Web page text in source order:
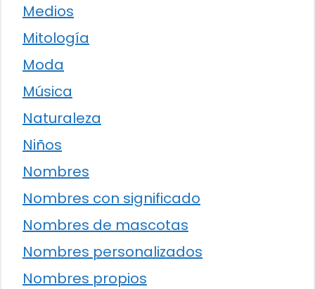
Medios
Mitología
Moda
Música
Naturaleza
Niños
Nombres
Nombres con significado
Nombres de mascotas
Nombres personalizados
Nombres propios